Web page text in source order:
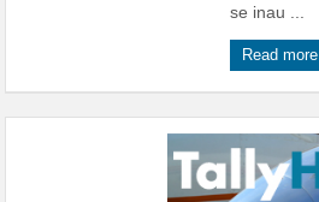
se inau ...
Read more